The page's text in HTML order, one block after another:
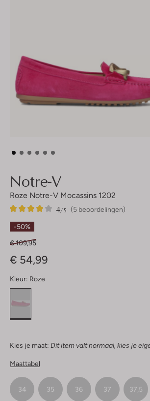
Notre-V
Roze Notre-V Mocassins 1202
(5 beoordelingen)
4/5
5
4
Sterren
-50%
€ 109,95
€ 54,99
Kleur: Roze
Kies je maat: Dit item valt normaal, kies je
Maattabel
34 35 36 37 37,5